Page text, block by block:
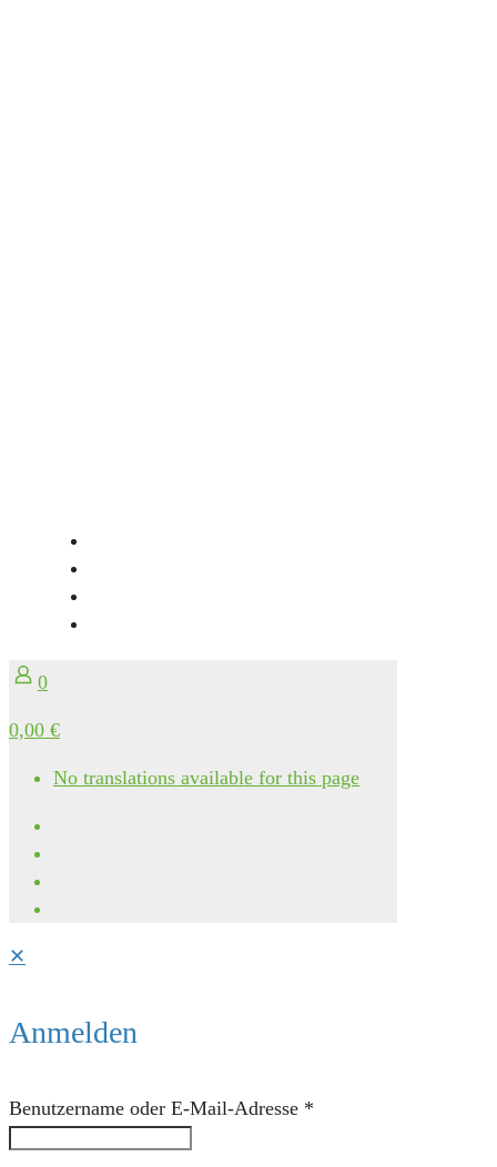
0
0,00 €
No translations available for this page
✕
Anmelden
Benutzername oder E-Mail-Adresse *